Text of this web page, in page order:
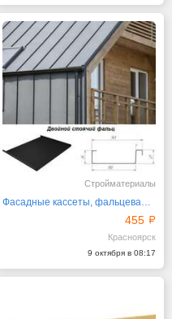
Стройматериалы
Фасадные кассеты, фальцевая кровля - производитель
455
Красноярск
9 октября в 08:17